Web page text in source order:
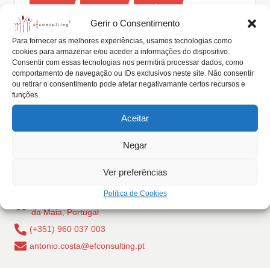
Gerir o Consentimento
Para fornecer as melhores experiências, usamos tecnologias como
cookies para armazenar e/ou aceder a informações do dispositivo.
Consentir com essas tecnologias nos permitirá processar dados, como
comportamento de navegação ou IDs exclusivos neste site. Não consentir
ou retirar o consentimento pode afetar negativamante certos recursos e
funções.
Aceitar
Negar
Ver preferências
Política de Cookies
lt
i
n
g
.
p
t
Posted
in
Protocolo Familiar analisado em
Santa Maria da Feira
by
António Nogueira da Costa Fevereiro 27, 2016
“ Protocolo Familiar : um acordo de família e os
instrumentos jurídicos de suporte” será…
Rua Dr Carlos Pires Felgueiras, 206 - 1, 4470-157 Cidade
da Maia, Portugal
(+351) 960 037 003
antonio.costa@efconsulting.pt